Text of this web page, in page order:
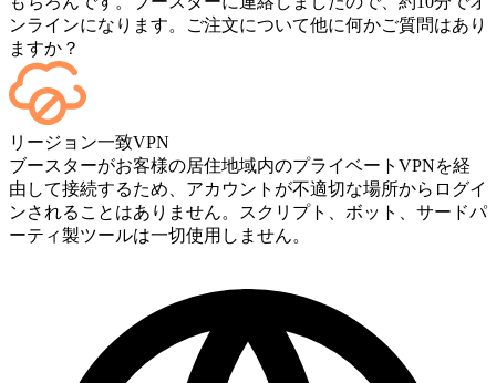
ンラインになります。ご注文について他に何かご質問はあり
ますか？
はい。各マッチが終了するたびにダッシュボードに反映され
ます。ゲームプレイ自体を視聴したい場合は、チェックアウ
ト時に「ストリーミング」を追加してください。
リージョン一致VPN
ブースターがお客様の居住地域内のプライベートVPNを経
由して接続するため、アカウントが不適切な場所からログイ
ンされることはありません。スクリプト、ボット、サードパ
ーティ製ツールは一切使用しません。